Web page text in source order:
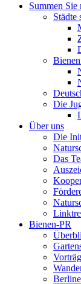
Summen Sie
Städte
Die
Über uns
Die
Das
Bienen-PR